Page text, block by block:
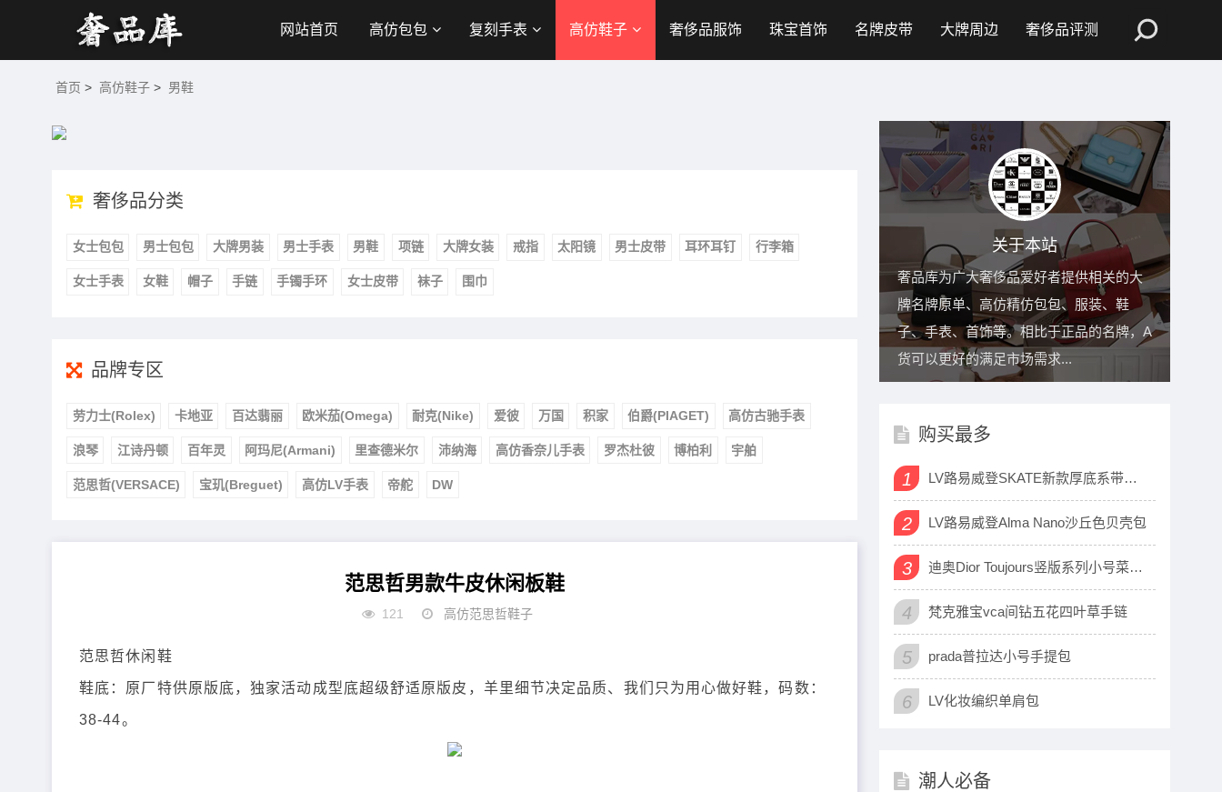
网站首页 高仿包包 复刻手表 高仿鞋子 奢侈品服饰 珠宝首饰 名牌皮带 大牌周边 奢侈品评测
首页 > 高仿鞋子 > 男鞋
奢侈品分类
女士包包 男士包包 大牌男装 男士手表 男鞋 项链 大牌女装 戒指 太阳镜 男士皮带 耳环耳钉 行李箱
女士手表 女鞋 帽子 手链 手镯手环 女士皮带 袜子 围巾
品牌专区
劳力士(Rolex) 卡地亚 百达翡丽 欧米茄(Omega) 耐克(Nike) 爱彼 万国 积家 伯爵(PIAGET) 高仿古驰手表
浪琴 江诗丹顿 百年灵 阿玛尼(Armani) 里查德米尔 沛纳海 高仿香奈儿手表 罗杰杜彼 博柏利 宇舶
范思哲(VERSACE) 宝玑(Breguet) 高仿LV手表 帝舵 DW
范思哲男款牛皮休闲板鞋
121 高仿范思哲鞋子
范思哲休闲鞋
鞋底：原厂特供原版底，独家活动成型底超级舒适原版皮，羊里细节决定品质、我们只为用心做好鞋，码数：
38-44。
关于本站
奢品库为广大奢侈品爱好者提供相关的大
牌名牌原单、高仿精仿包包、服装、鞋
子、手表、首饰等。相比于正品的名牌，A
货可以更好的满足市场需求...
购买最多
1 LV路易威登SKATE新款厚底系带运动鞋
2 LV路易威登Alma Nano沙丘色贝壳包
3 迪奥Dior Toujours竖版系列小号菜篮子包
4 梵克雅宝vca间钻五花四叶草手链
5 prada普拉达小号手提包
6 LV化妆编织单肩包
潮人必备